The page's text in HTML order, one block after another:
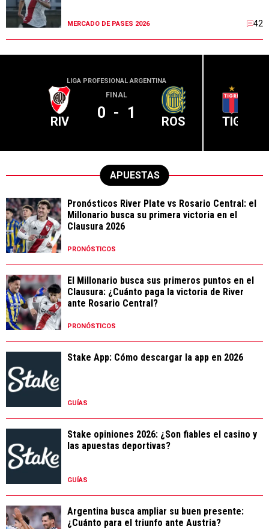
MERCADO DE PASES 2026 42
LIGA PROFESIONAL ARGENTINA
RIV
FINAL
0 - 1 ROS TIG
APUESTAS
Pronósticos River Plate vs Rosario Central: el
Millonario busca su primera victoria en el
Clausura 2026
PRONÓSTICOS
El Millonario busca sus primeros puntos en el
Clausura: ¿Cuánto paga la victoria de River
ante Rosario Central?
PRONÓSTICOS
Stake App: Cómo descargar la app en 2026
GUÍAS
Stake opiniones 2026: ¿Son fiables el casino y
las apuestas deportivas?
GUÍAS
Argentina busca ampliar su buen presente:
¿Cuánto para el triunfo ante Austria?